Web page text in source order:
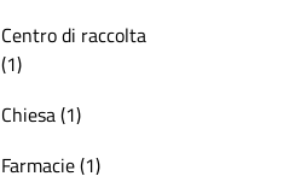
Centro di raccolta
(1)
Chiesa (1)
Farmacie (1)